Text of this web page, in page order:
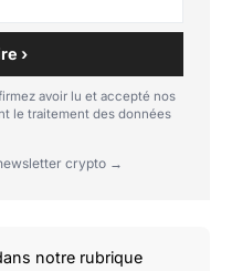
›
avoir lu et accepté nos
le traitement des données
crypto →
notre rubrique